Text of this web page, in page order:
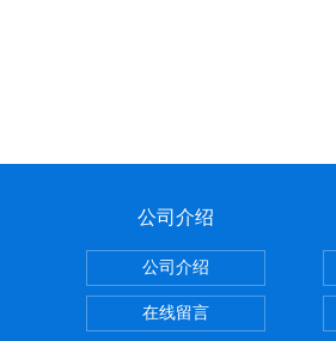
公司介绍
公司介绍
在线留言